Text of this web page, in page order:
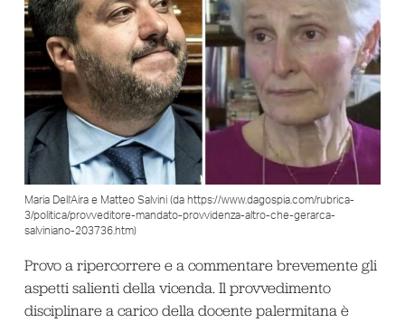
Maria Dell’Aira e Matteo Salvini (da https://www.dagospia.com/rubrica-
3/politica/provveditore-mandato-provvidenza-altro-che-gerarca-
salviniano-203736.htm)
Provo a ripercorrere e a commentare brevemente gli
aspetti salienti della vicenda. Il provvedimento
disciplinare a carico della docente palermitana è